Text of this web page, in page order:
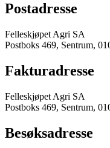
Postadresse
Felleskjøpet Agri SA
Postboks 469, Sentrum,
Fakturadresse
Felleskjøpet Agri SA
Postboks 469, Sentrum,
Besøksadresse